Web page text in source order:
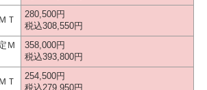
Ｔ
280,500円
税込308,550円
Ｍ
358,000円
税込393,800円
Ｔ
254,500円
税込279,950円